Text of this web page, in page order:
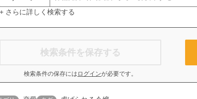
+ さらに詳しく検索する
検索条件を保存する
検索条件の保存には ログインが必要です。